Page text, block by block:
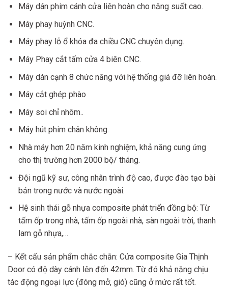
Máy dán phim cánh cửa liên hoàn cho năng suất cao.
Máy phay huỳnh CNC.
Máy phay lỗ ổ khóa đa chiều CNC chuyên dụng.
Máy Phay cắt tấm cửa 4 biên CNC.
Máy dán cạnh 8 chức năng với hệ thống giá đỡ liên hoàn.
Máy cắt ghép phào
Máy soi chỉ nhôm..
Máy hút phim chân không.
Nhà máy hơn 20 năm kinh nghiệm, khả năng cung ứng
cho thị trường hơn 2000 bộ/ tháng.
Đội ngũ kỹ sư, công nhân trình độ cao, được đào tạo bài
bản trong nước và nước ngoài.
Hệ sinh thái gỗ nhựa composite phát triển đồng bộ: Từ
tấm ốp trong nhà, tấm ốp ngoài nhà, sàn ngoài trời, thanh
lam gỗ nhựa,…
– Kết cấu sản phẩm chắc chắn: Cửa composite Gia Thịnh
Door có độ dày cánh lên đến 42mm. Từ đó khả năng chịu
tác động ngoại lực (đóng mở, gió) cũng ở mức rất tốt.